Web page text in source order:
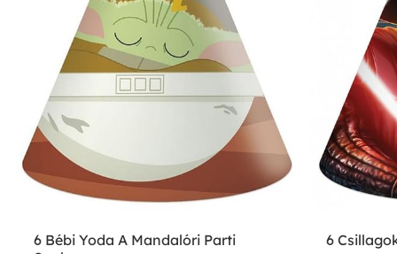
6 Bébi Yoda A Mandalóri Parti
6